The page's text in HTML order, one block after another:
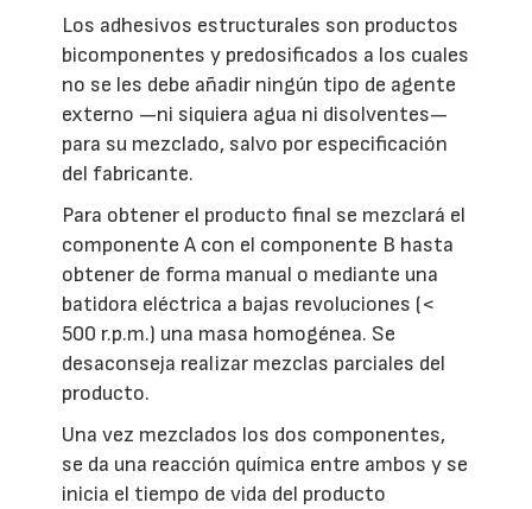
Los adhesivos estructurales son productos
bicomponentes y predosificados a los cuales
no se les debe añadir ningún tipo de agente
externo —ni siquiera agua ni disolventes—
para su mezclado, salvo por especificación
del fabricante.
Para obtener el producto final se mezclará el
componente A con el componente B hasta
obtener de forma manual o mediante una
batidora eléctrica a bajas revoluciones (<
500 r.p.m.) una masa homogénea. Se
desaconseja realizar mezclas parciales del
producto.
Una vez mezclados los dos componentes,
se da una reacción química entre ambos y se
inicia el tiempo de vida del producto